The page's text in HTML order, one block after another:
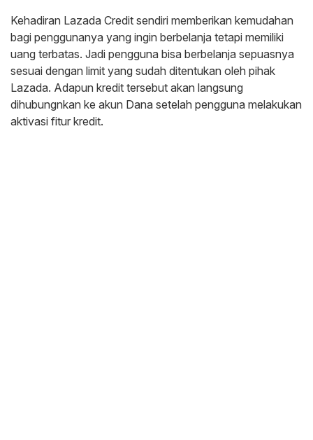
Kehadiran Lazada Credit sendiri memberikan kemudahan
bagi penggunanya yang ingin berbelanja tetapi memiliki
uang terbatas. Jadi pengguna bisa berbelanja sepuasnya
sesuai dengan limit yang sudah ditentukan oleh pihak
Lazada. Adapun kredit tersebut akan langsung
dihubungnkan ke akun Dana setelah pengguna melakukan
aktivasi fitur kredit.